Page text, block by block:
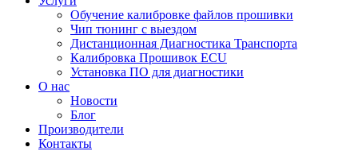
Обучение калибровке файлов прошивки
Чип тюнинг с выездом
Дистанционная Диагностика Транспорта
Калибровка Прошивок ECU
Установка ПО для диагностики
О нас
Новости
Блог
Производители
Контакты